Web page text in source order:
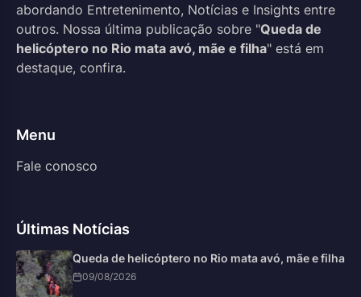
abordando Entretenimento, Notícias e Insights entre
outros. Nossa última publicação sobre "Queda de
helicóptero no Rio mata avó, mãe e filha" está em
destaque, confira.
Menu
Fale conosco
Últimas Notícias
Queda de helicóptero no Rio mata avó, mãe e filha
09/08/2026